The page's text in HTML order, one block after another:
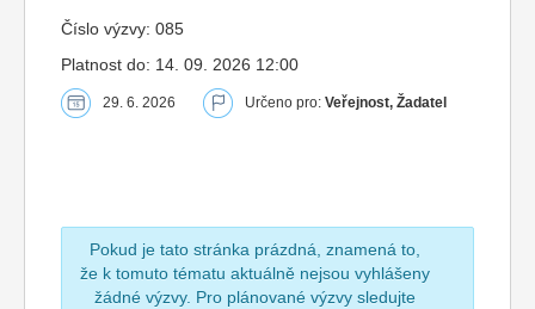
Číslo výzvy: 085
Platnost do: 14. 09. 2026 12:00
29. 6. 2026 Určeno pro: Veřejnost, Žadatel
Pokud je tato stránka prázdná, znamená to,
že k tomuto tématu aktuálně nejsou vyhlášeny
žádné výzvy. Pro plánované výzvy sledujte